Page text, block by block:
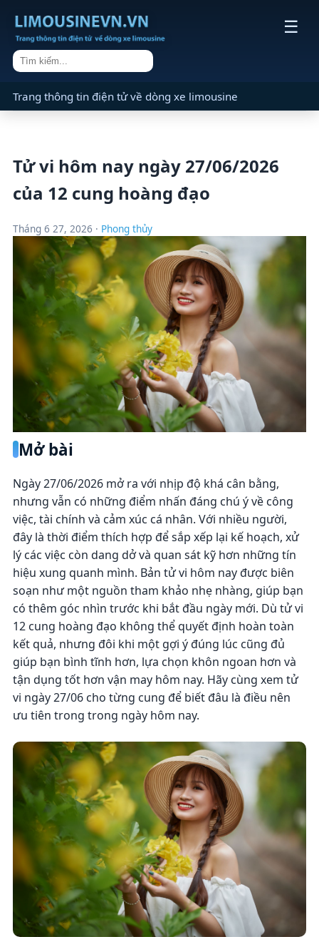
☰
Trang thông tin điện tử về dòng xe limousine
Tử vi hôm nay ngày 27/06/2026
của 12 cung hoàng đạo
Tháng 6 27, 2026 · Phong thủy
Mở bài
Ngày 27/06/2026 mở ra với nhịp độ khá cân bằng,
nhưng vẫn có những điểm nhấn đáng chú ý về công
việc, tài chính và cảm xúc cá nhân. Với nhiều người,
đây là thời điểm thích hợp để sắp xếp lại kế hoạch, xử
lý các việc còn dang dở và quan sát kỹ hơn những tín
hiệu xung quanh mình. Bản tử vi hôm nay được biên
soạn như một nguồn tham khảo nhẹ nhàng, giúp bạn
có thêm góc nhìn trước khi bắt đầu ngày mới. Dù tử vi
12 cung hoàng đạo không thể quyết định hoàn toàn
kết quả, nhưng đôi khi một gợi ý đúng lúc cũng đủ
giúp bạn bình tĩnh hơn, lựa chọn khôn ngoan hơn và
tận dụng tốt hơn vận may hôm nay. Hãy cùng xem tử
vi ngày 27/06 cho từng cung để biết đâu là điều nên
ưu tiên trong trong ngày hôm nay.